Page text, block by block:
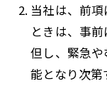
当社は、前
ときは、事前
但し、緊急
能となり次第